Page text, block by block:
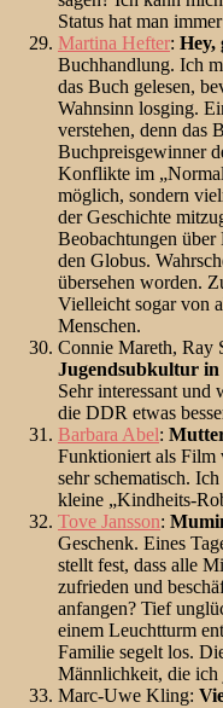
Status hat man
Martina Hefter: Hey,
Buchhandlung. Ich
das Buch gelesen,
Wahnsinn losging.
verstehen, denn das
Buchpreisgewinner
Konflikte im
möglich, sondern
der Geschichte
Beobachtungen
den Globus.
übersehen worden.
Vielleicht sogar von
Menschen.
Connie Mareth, Ray
Jugendsubkultur in
Sehr interessant
die DDR etwas
Barbara Abel:
Funktioniert als Film
sehr schematisch.
kleine „Kindheits-
Tove Jansson:
Geschenk. Eines
stellt fest, dass alle
zufrieden und
anfangen? Tief
einem Leuchtturm
Familie segelt los.
Männlichkeit, die ich
Marc-Uwe Kling: